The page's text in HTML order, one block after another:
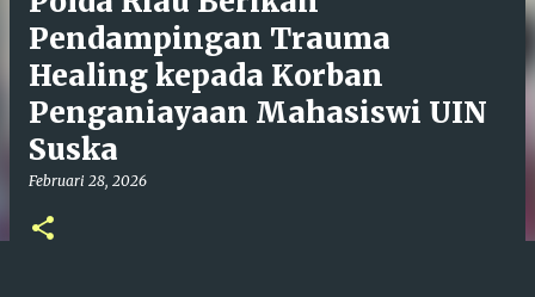
Pendampingan Trauma
Healing kepada Korban
Penganiayaan Mahasiswi UIN
Suska
Februari 28, 2026